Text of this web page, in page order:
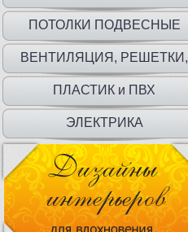
ПОТОЛКИ ПОДВЕСНЫЕ
ВЕНТИЛЯЦИЯ, РЕШЕТКИ,
ДВЕРЦЫ
ПЛАСТИК и ПВХ
ЭЛЕКТРИКА